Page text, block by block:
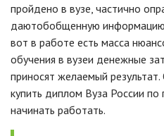
пройдено в вузе, частично
даютобобщенную
вот в работе есть масса
обучения в вузеи денежные
приносят желаемый
купить диплом Вуза России
начинать работать.